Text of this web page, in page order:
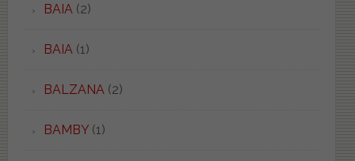
BAIA (2)
BAIA (1)
BALZANA (2)
BAMBY(1)